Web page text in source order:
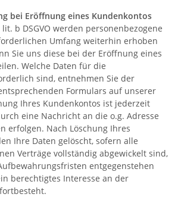
bei Eröffnung eines Kundenkontos
b DSGVO werden personenbezogene
Umfang weiterhin erhoben
Sie uns diese bei der Eröffnung eines
Welche Daten für die
sind, entnehmen Sie der
Formulars auf unserer
Ihres Kundenkontos ist jederzeit
eine Nachricht an die o.g. Adresse
erfolgen. Nach Löschung Ihres
Ihre Daten gelöscht, sofern alle
Verträge vollständig abgewickelt sind,
entgegenstehen
berechtigtes Interesse an der